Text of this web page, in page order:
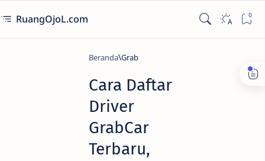
RuangOjoL.com
Beranda Grab
Cara Daftar
Driver
GrabCar
Terbaru,